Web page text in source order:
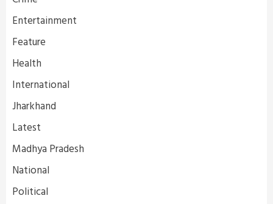
Entertainment
Feature
Health
International
Jharkhand
Latest
Madhya Pradesh
National
Political